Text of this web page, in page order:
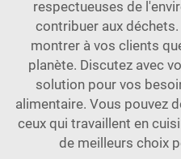
respectueuses de
contribuer aux
montrer à vos clients
planète. Discutez avec
solution pour vos
alimentaire. Vous pouvez
ceux qui travaillent en
de meilleurs choix